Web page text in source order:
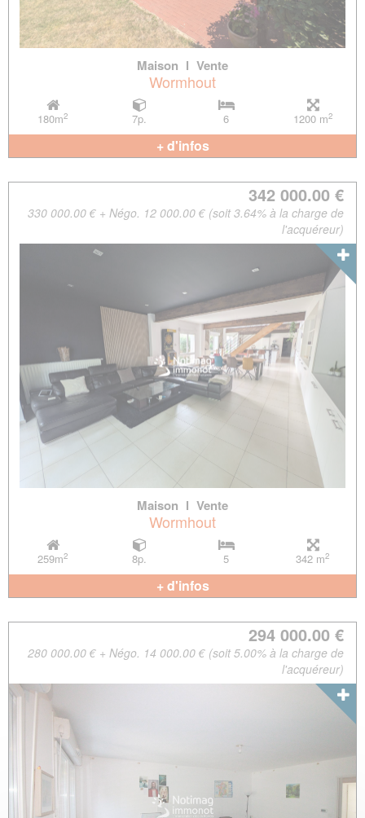
Maison l Vente
Wormhout
180m2 7p. 6 1200 m2
+ d'infos
342 000.00 €
330 000.00 € + Négo. 12 000.00 € (soit 3.64% à la charge de
l'acquéreur)
Maison l Vente
Wormhout
259m2 8p. 5 342 m2
+ d'infos
294 000.00 €
280 000.00 € + Négo. 14 000.00 € (soit 5.00% à la charge de
l'acquéreur)